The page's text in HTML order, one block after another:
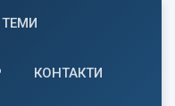
ТЕМИ
КОНТАКТИ